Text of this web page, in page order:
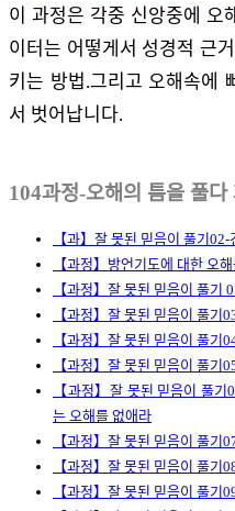
이 과정은 각중 신앙중에 오
이터는 어떻게서 성경적 근
키는 방법.그리고 오해속에
서 벗어납니다.
104과정-오해의 틈을 풀다
【과】잘 못된 믿음이 풀기
【과정】방언기도에 대한 오해
【과정】잘 못된 믿음이 풀기
【과정】잘 못된 믿음이 풀기
【과정】잘 못된 믿음이 풀기
【과정】잘 못된 믿음이 풀기
【과정】잘 못된 믿음이 풀
는 오해를 없애라
【과정】잘 못된 믿음이 풀기
【과정】잘 못된 믿음이 풀기
【과정】잘 못된 믿음이 풀기